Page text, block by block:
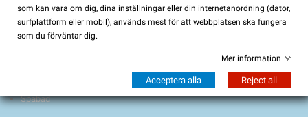
HemGrossisten.se har sedan 2017 erbjudit kvalitetsprodukter för hem och
trädgård till kunder över hela Sverige. Hos oss hittar du ett noggrant utvalt
sortiment med fokus på kvalitet, funktion och lång hållbarhet.
Spabad
som kan vara om dig, dina inställningar eller din internetanordning (dator,
surfplattform eller mobil), används mest för att webbplatsen ska fungera
som du förväntar dig.
Mer information
Acceptera alla Reject all